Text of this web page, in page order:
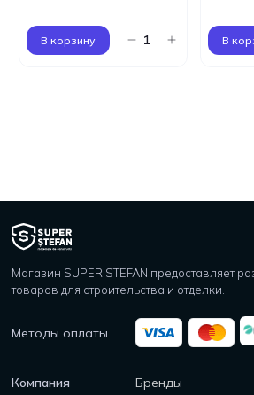
В корзину В
Магазин SUPER STEFAN предоставляет
товаров для строительства и отделки.
Методы оплаты
Компания
Бренды